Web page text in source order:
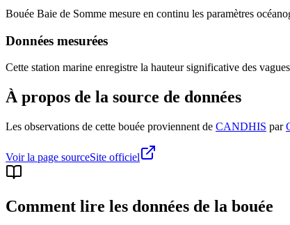
Bouée Baie de Somme mesure en continu les paramètres
Données mesurées
Cette station marine enregistre la hauteur significative des
À propos de la source de données
Les observations de cette bouée proviennent de CANDHIS par
Voir la page sourceSite officiel
Comment lire les données de la bouée